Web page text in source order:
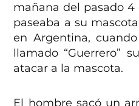
mañana del pasado
paseaba a su
en Argentina,
llamado “Guerrero”
atacar a la mascota.
El hombre sacó un